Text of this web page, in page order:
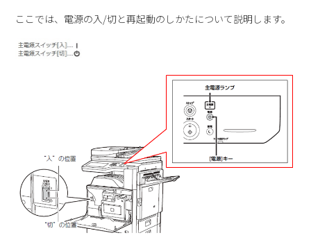
ここでは、電源の入/切と再起動のしかたについて説明します。